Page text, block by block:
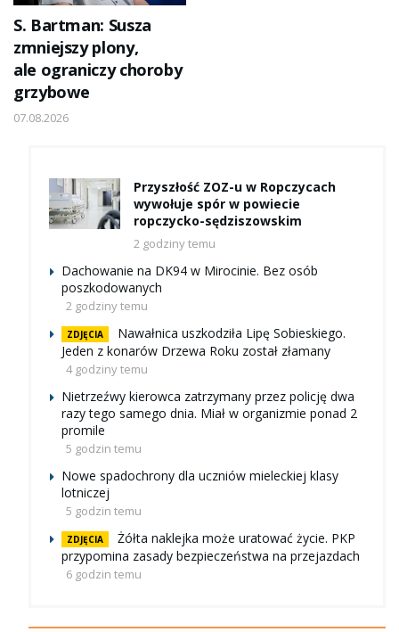
S. Bartman: Susza
zmniejszy plony,
ale ograniczy choroby
grzybowe
07.08.2026
Przyszłość ZOZ-u w Ropczycach
wywołuje spór w powiecie
ropczycko-sędziszowskim
2 godziny temu
Dachowanie na DK94 w Mirocinie. Bez osób
poszkodowanych
2 godziny temu
ZDJĘCIA
Nawałnica uszkodziła Lipę Sobieskiego.
Jeden z konarów Drzewa Roku został złamany
4 godziny temu
Nietrzeźwy kierowca zatrzymany przez policję dwa
razy tego samego dnia. Miał w organizmie ponad 2
promile
5 godzin temu
Nowe spadochrony dla uczniów mieleckiej klasy
lotniczej
5 godzin temu
ZDJĘCIA
Żółta naklejka może uratować życie. PKP
przypomina zasady bezpieczeństwa na przejazdach
6 godzin temu